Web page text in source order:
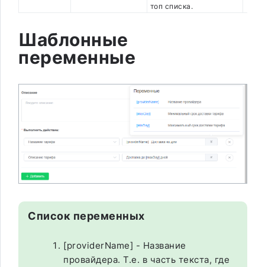
топ списка.
Шаблонные
переменные
Список переменных
[providerName] - Название
провайдера. Т.е. в часть текста, где